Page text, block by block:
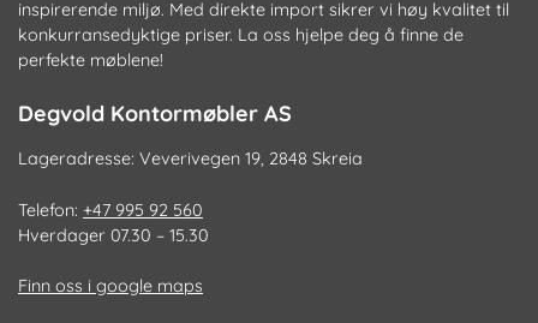
inspirerende miljø. Med direkte import sikrer vi høy kvalitet til
konkurransedyktige priser. La oss hjelpe deg å finne de
perfekte møblene!
Degvold Kontormøbler AS
Lageradresse: Veverivegen 19, 2848 Skreia
Telefon: +47 995 92 560
Hverdager 07.30 – 15.30
Finn oss i google maps